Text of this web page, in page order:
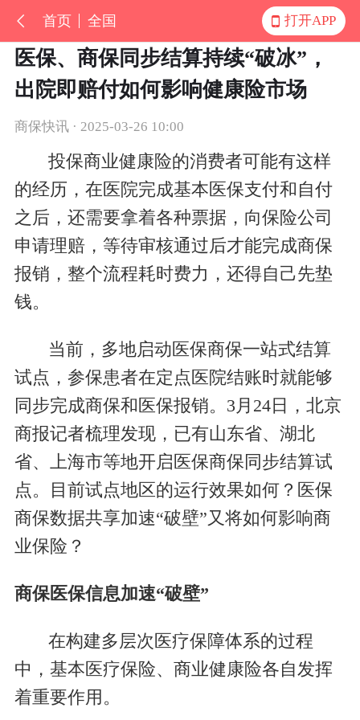
首页 全国 打开APP
医保、商保同步结算持续“破冰”，
出院即赔付如何影响健康险市场
商保快讯 · 2025-03-26 10:00
投保商业健康险的消费者可能有这样
的经历，在医院完成基本医保支付和自付
之后，还需要拿着各种票据，向保险公司
申请理赔，等待审核通过后才能完成商保
报销，整个流程耗时费力，还得自己先垫
钱。
当前，多地启动医保商保一站式结算
试点，参保患者在定点医院结账时就能够
同步完成商保和医保报销。3月24日，北京
商报记者梳理发现，已有山东省、湖北
省、上海市等地开启医保商保同步结算试
点。目前试点地区的运行效果如何？医保
商保数据共享加速“破壁”又将如何影响商
业保险？
商保医保信息加速“破壁”
在构建多层次医疗保障体系的过程
中，基本医疗保险、商业健康险各自发挥
着重要作用。